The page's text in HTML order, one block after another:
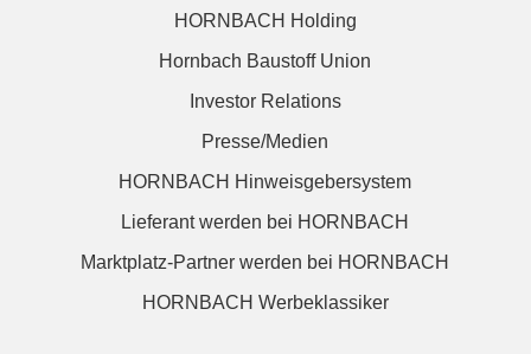
HORNBACH Holding
Hornbach Baustoff Union
Investor Relations
Presse/Medien
HORNBACH Hinweisgebersystem
Lieferant werden bei HORNBACH
Marktplatz-Partner werden bei HORNBACH
HORNBACH Werbeklassiker